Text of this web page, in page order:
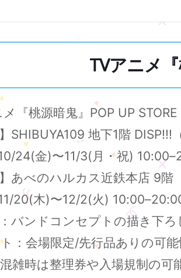
TVアニメ
メ『桃源暗鬼』POP UP
SHIBUYA109 地下1階 DISP!!!
24(金)〜11/3(月・祝)
あべのハルカス近鉄本店 9階
20(木)〜12/2(火)
バンドコンセプトの描き下
：会場限定/先行品ありの可
雑時は整理券や入場規制の